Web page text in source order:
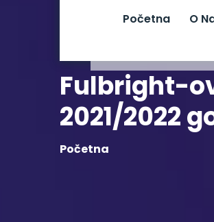
Početna O
Fulbright-
2021/2022
Početna